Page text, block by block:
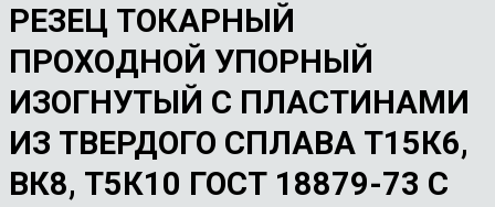
РЕЗЕЦ ТОКАРНЫЙ
ПРОХОДНОЙ УПОРНЫЙ
ИЗОГНУТЫЙ С ПЛАСТИНАМИ
ИЗ ТВЕРДОГО СПЛАВА Т15К6,
ВК8, Т5К10 ГОСТ 18879-73 С